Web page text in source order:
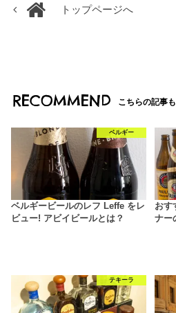
トップページへ
RECOMMEND こちらの記事も
ベルギー
ベルギービールのレフ Leffe をレ
ビュー! アビイビールとは？
おす
ナー
テキーラ